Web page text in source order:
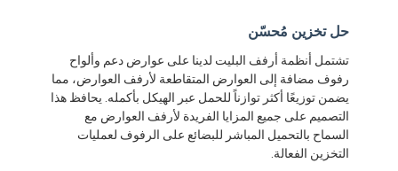
الصفحة الرئيسية
حل تخزين مُحسّن
تشتمل أنظمة أرفف البليت لدينا على عوارض دعم وألواح
رفوف مضافة إلى العوارض المتقاطعة لأرفف العوارض، مما
يضمن توزيعًا أكثر توازناً للحمل عبر الهيكل بأكمله. يحافظ هذا
التصميم على جميع المزايا الفريدة لأرفف العوارض مع
السماح بالتحميل المباشر للبضائع على الرفوف لعمليات
التخزين الفعالة.